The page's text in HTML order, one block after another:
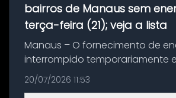
bairros de Manaus sem
terça-feira (21); veja a lista
Manaus – O fornecimento de
interrompido temporariamente
sete bairros de Manaus nesta
A suspensão programada
20/07/2026 11:53